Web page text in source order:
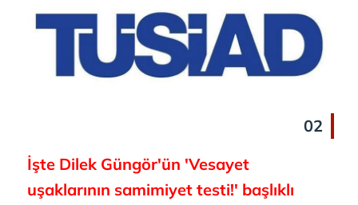
02
İşte Dilek Güngör'ün 'Vesayet
uşaklarının samimiyet testi!' başlıklı